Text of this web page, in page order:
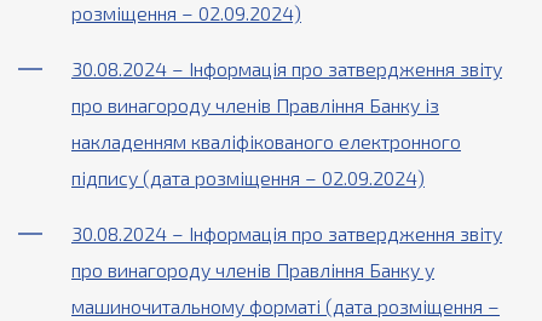
розміщення – 02.09.2024)
30.08.2024 – Інформація про затвердження звіту
про винагороду членів Правління Банку із
накладенням кваліфікованого електронного
підпису (дата розміщення – 02.09.2024)
30.08.2024 – Інформація про затвердження звіту
про винагороду членів Правління Банку у
машиночитальному форматі (дата розміщення –